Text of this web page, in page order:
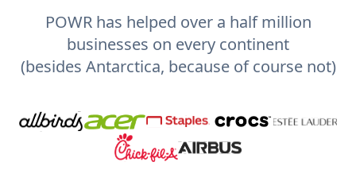
POWR has helped over a half million
businesses on every continent
(besides Antarctica, because of course not)